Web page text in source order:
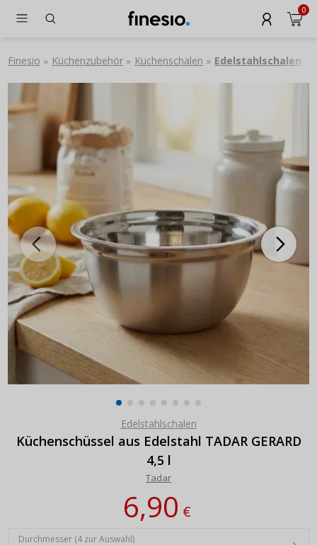
0
Finesio » Küchenzubehör » Küchenschalen » Edelstahlschalen
Edelstahlschalen
Küchenschüssel aus Edelstahl TADAR GERARD
4,5 l
Tadar
6,90€
Durchmesser (4 zur Auswahl)